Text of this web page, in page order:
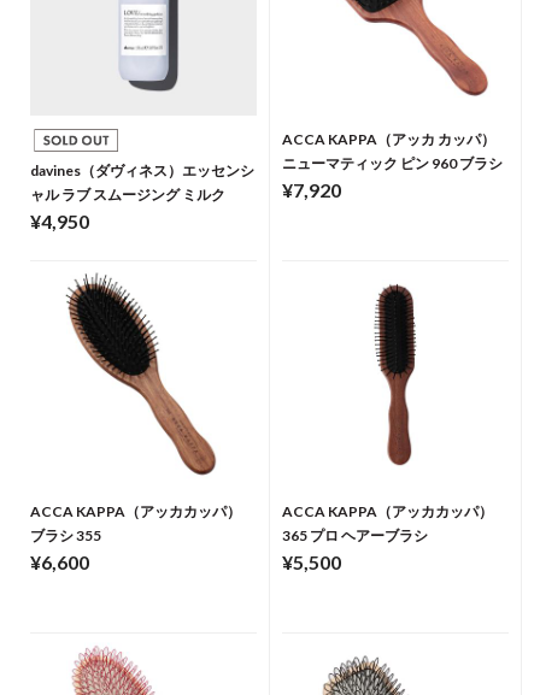
davines（ダヴィネス）エッセンシ
ャル ラブ スムージング ミルク
¥4,950
ACCA KAPPA（アッカ カッパ）
ニューマティック ピン 960 ブラシ
¥7,920
ACCA KAPPA（アッカカッパ）
ブラシ 355
¥6,600
ACCA KAPPA（アッカカッパ）
365 プロ ヘアーブラシ
¥5,500